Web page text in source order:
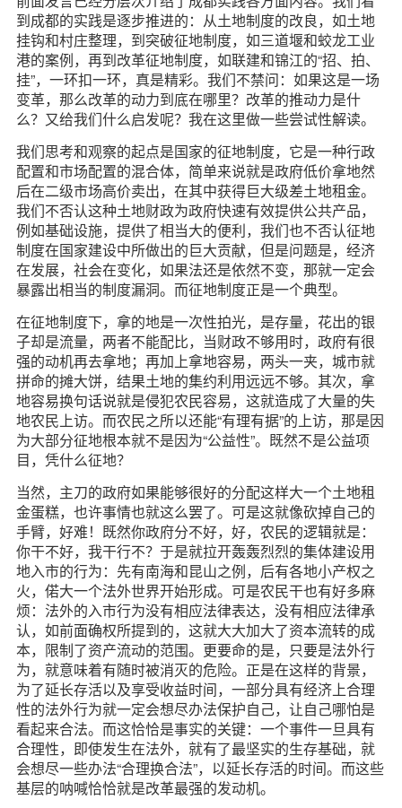
到成都的实践是逐步推进的：从土地制度的改良，如土地
挂钩和村庄整理，到突破征地制度，如三道堰和蛟龙工业
港的案例，再到改革征地制度，如联建和锦江的“招、拍、
挂”，一环扣一环，真是精彩。我们不禁问：如果这是一场
变革，那么改革的动力到底在哪里？改革的推动力是什
么？又给我们什么启发呢？我在这里做一些尝试性解读。
我们思考和观察的起点是国家的征地制度，它是一种行政
配置和市场配置的混合体，简单来说就是政府低价拿地然
后在二级市场高价卖出，在其中获得巨大级差土地租金。
我们不否认这种土地财政为政府快速有效提供公共产品，
例如基础设施，提供了相当大的便利，我们也不否认征地
制度在国家建设中所做出的巨大贡献，但是问题是，经济
在发展，社会在变化，如果法还是依然不变，那就一定会
暴露出相当的制度漏洞。而征地制度正是一个典型。
在征地制度下，拿的地是一次性拍光，是存量，花出的银
子却是流量，两者不能配比，当财政不够用时，政府有很
强的动机再去拿地；再加上拿地容易，两头一夹，城市就
拼命的摊大饼，结果土地的集约利用远远不够。其次，拿
地容易换句话说就是侵犯农民容易，这就造成了大量的失
地农民上访。而农民之所以还能“有理有据”的上访，那是因
为大部分征地根本就不是因为“公益性”。既然不是公益项
目，凭什么征地？
当然，主刀的政府如果能够很好的分配这样大一个土地租
金蛋糕，也许事情也就这么罢了。可是这就像砍掉自己的
手臂，好难！既然你政府分不好，好，农民的逻辑就是：
你干不好，我干行不？于是就拉开轰轰烈烈的集体建设用
地入市的行为：先有南海和昆山之例，后有各地小产权之
火，偌大一个法外世界开始形成。可是农民干也有好多麻
烦：法外的入市行为没有相应法律表达，没有相应法律承
认，如前面确权所提到的，这就大大加大了资本流转的成
本，限制了资产流动的范围。更要命的是，只要是法外行
为，就意味着有随时被消灭的危险。正是在这样的背景，
为了延长存活以及享受收益时间，一部分具有经济上合理
性的法外行为就一定会想尽办法保护自己，让自己哪怕是
看起来合法。而这恰恰是事实的关键：一个事件一旦具有
合理性，即使发生在法外，就有了最坚实的生存基础，就
会想尽一些办法“合理换合法”，以延长存活的时间。而这些
基层的呐喊恰恰就是改革最强的发动机。